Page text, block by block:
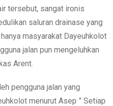
tersebut, sangat ironis
saluran drainase yang
masyarakat Dayeuhkolot
jalan pun mengeluhkan
Arent.
pengguna jalan yang
menurut Asep ” Setiap